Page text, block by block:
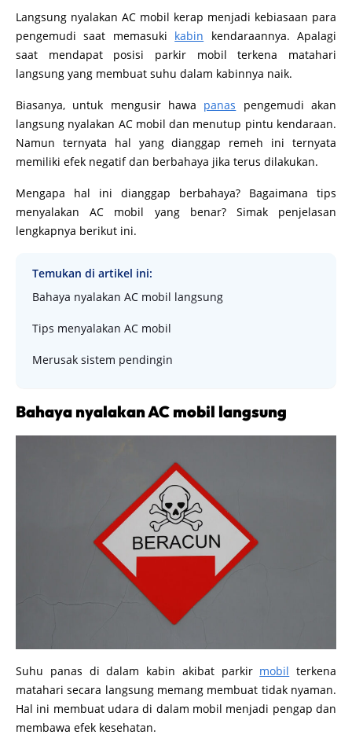
Langsung nyalakan AC mobil kerap menjadi kebiasaan para
pengemudi saat memasuki kabin kendaraannya. Apalagi
saat mendapat posisi parkir mobil terkena matahari
langsung yang membuat suhu dalam kabinnya naik.
Biasanya, untuk mengusir hawa panas pengemudi akan
langsung nyalakan AC mobil dan menutup pintu kendaraan.
Namun ternyata hal yang dianggap remeh ini ternyata
memiliki efek negatif dan berbahaya jika terus dilakukan.
Mengapa hal ini dianggap berbahaya? Bagaimana tips
menyalakan AC mobil yang benar? Simak penjelasan
lengkapnya berikut ini.
Temukan di artikel ini:
Bahaya nyalakan AC mobil langsung
Tips menyalakan AC mobil
Merusak sistem pendingin
Bahaya nyalakan AC mobil langsung
Suhu panas di dalam kabin akibat parkir mobil terkena
matahari secara langsung memang membuat tidak nyaman.
Hal ini membuat udara di dalam mobil menjadi pengap dan
membawa efek kesehatan.